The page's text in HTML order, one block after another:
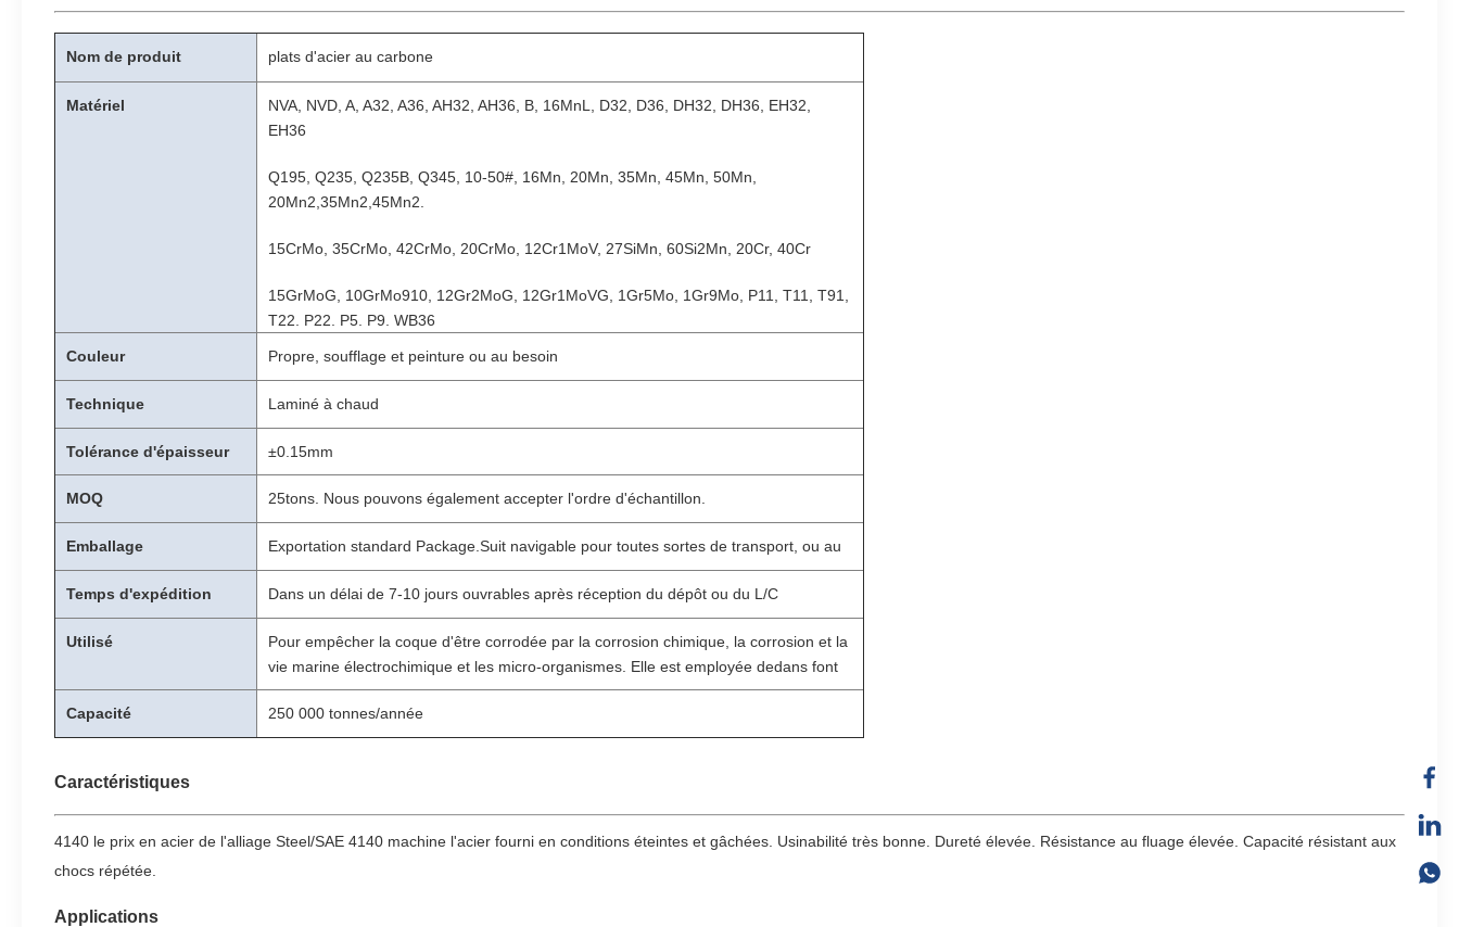
Nom de produit plats d'acier au carbone
Matériel
NVA, NVD, A, A32, A36, AH32, AH36, B, 16MnL, D32, D36, DH32, DH36, EH32,
EH36
Q195, Q235, Q235B, Q345, 10-50#, 16Mn, 20Mn, 35Mn, 45Mn, 50Mn,
20Mn2,35Mn2,45Mn2.
15CrMo, 35CrMo, 42CrMo, 20CrMo, 12Cr1MoV, 27SiMn, 60Si2Mn, 20Cr, 40Cr
15GrMoG, 10GrMo910, 12Gr2MoG, 12Gr1MoVG, 1Gr5Mo, 1Gr9Mo, P11, T11, T91,
T22, P22, P5, P9, WB36
Couleur Propre, soufflage et peinture ou au besoin
Technique Laminé à chaud
Tolérance d'épaisseur ±0.15mm
MOQ 25tons. Nous pouvons également accepter l'ordre d'échantillon.
Emballage
d'exportation
Exportation standard Package.Suit navigable pour toutes sortes de transport, ou au
besoin.
Temps d'expédition
Dans un délai de 7-10 jours ouvrables après réception du dépôt ou du L/C
Utilisé
Pour empêcher la coque d'être corrodée par la corrosion chimique, la corrosion et la
vie marine électrochimique et les micro-organismes. Elle est employée dedans font
le corps de bateau, les plate-formes etc.
Capacité
250 000 tonnes/année
Caractéristiques
4140 le prix en acier de l'alliage Steel/SAE 4140 machine l'acier fourni en conditions éteintes et gâchées. Usinabilité très bonne. Dureté élevée. Résistance au fluage élevée. Capacité résistant aux
chocs répétée.
Applications